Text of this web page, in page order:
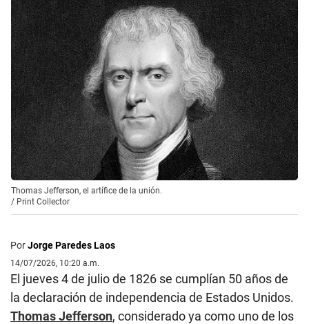
Thomas Jefferson, el artífice de la unión.
/ Print Collector
PorJorge Paredes Laos
14/07/2026, 10:20 a.m.
El jueves 4 de julio de 1826 se cumplían 50 años de
la declaración de independencia de Estados Unidos.
Thomas Jefferson, considerado ya como uno de los